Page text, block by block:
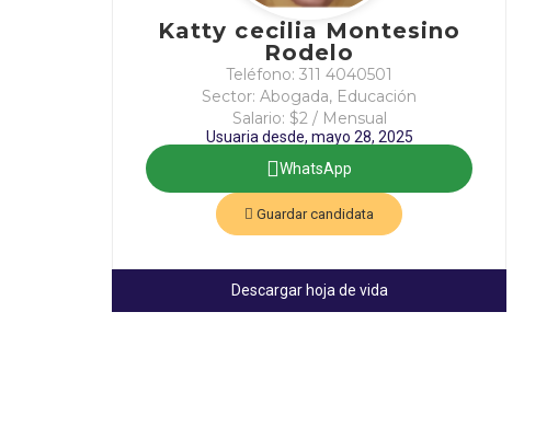
Katty cecilia Montesino
Rodelo
Teléfono: 311 4040501
Sector: Abogada, Educación
Salario: $2 / Mensual
Usuaria desde, mayo 28, 2025
WhatsApp
Guardar candidata
Descargar hoja de vida